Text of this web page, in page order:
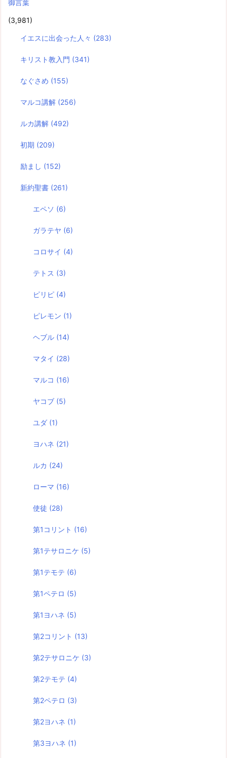
御言葉
(3,981)
イエスに出会った人々 (283)
キリスト教入門 (341)
なぐさめ (155)
マルコ講解 (256)
ルカ講解 (492)
初期 (209)
励まし (152)
新約聖書 (261)
エペソ (6)
ガラテヤ (6)
コロサイ (4)
テトス (3)
ピリピ (4)
ピレモン (1)
ヘブル (14)
マタイ (28)
マルコ (16)
ヤコブ (5)
ユダ (1)
ヨハネ (21)
ルカ (24)
ローマ (16)
使徒 (28)
第1コリント (16)
第1テサロニケ (5)
第1テモテ (6)
第1ペテロ (5)
第1ヨハネ (5)
第2コリント (13)
第2テサロニケ (3)
第2テモテ (4)
第2ペテロ (3)
第2ヨハネ (1)
第3ヨハネ (1)